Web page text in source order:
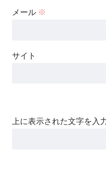
メール ※
サイト
上に表示された文字を入